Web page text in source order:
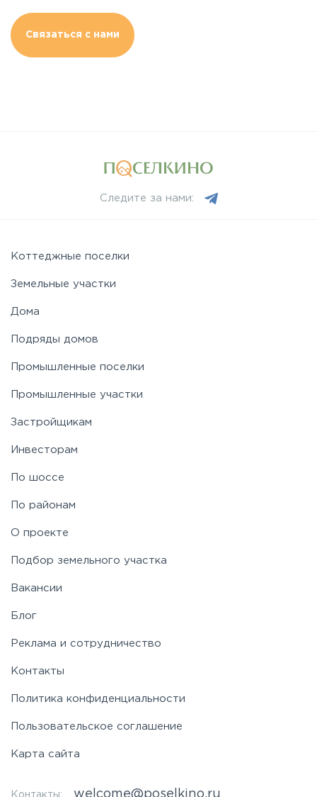
Связаться с нами
Следите за нами:
Коттеджные поселки
Земельные участки
Дома
Подряды домов
Промышленные поселки
Промышленные участки
Застройщикам
Инвесторам
По шоссе
По районам
О проекте
Подбор земельного участка
Вакансии
Блог
Реклама и сотрудничество
Контакты
Политика конфиденциальности
Пользовательское соглашение
Карта сайта
Контакты: welcome@poselkino.ru